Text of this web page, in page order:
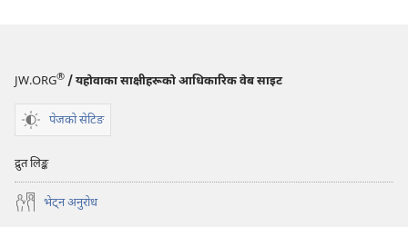
JW.ORG® / यहोवाका साक्षीहरूको आधिकारिक वेब साइट
पेजको सेटिङ
द्रुत लिङ्क
भेट्‌न अनुरोध